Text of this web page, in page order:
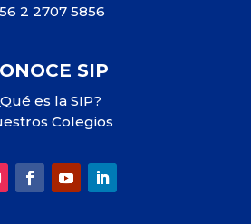
2 2707 5856
SIP
es la SIP?
Colegios